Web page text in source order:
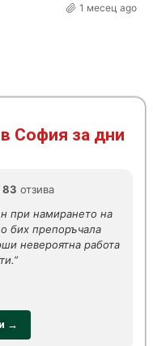
1 месец ago
София за дни
83 отзива
при намирането на
бих препоръчала
невероятна работа
→